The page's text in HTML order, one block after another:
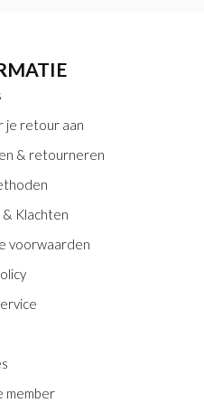
je retour aan
& retourneren
Klachten
voorwaarden
member